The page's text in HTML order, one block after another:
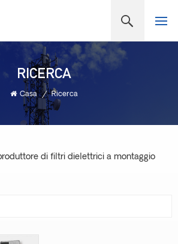
RICERCA
Casa / Ricerca
di filtri dielettrici a montaggio